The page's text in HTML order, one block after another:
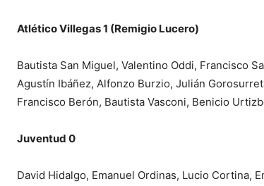
Atlético Villegas 1 (Remigio Lucero)
Bautista San Miguel, Valentino Oddi, Francisco
Agustín Ibáñez, Alfonzo Burzio, Julián
Francisco Berón, Bautista Vasconi, Benicio
Juventud 0
David Hidalgo, Emanuel Ordinas, Lucio Cortina,